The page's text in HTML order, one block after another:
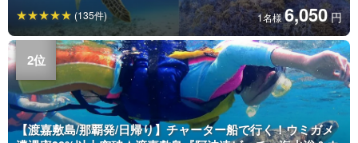
1名様6,050 円
(135件)
【渡嘉敷島/那覇発/日帰り】チャーター船で行く！ウミガメ